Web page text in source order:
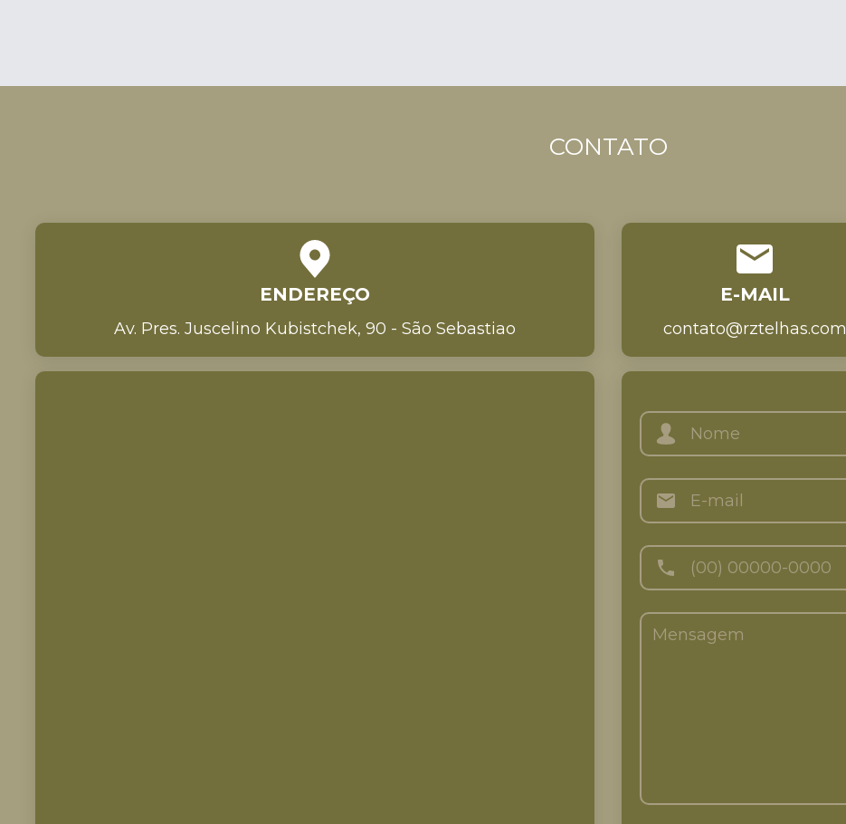
CONTATO
ENDEREÇO
Av. Pres. Juscelino Kubistchek, 90 - São Sebastiao
E-MAIL
contato@rztelhas.com